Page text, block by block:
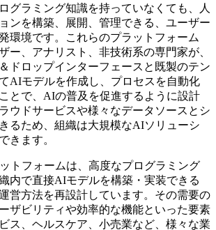
グラミング知識を持っていなくても、人
ンを構築、展開、管理できる、ユーザー
環境です。これらのプラットフォーム
ー、アナリスト、非技術系の専門家が、
ドロップインターフェースと既製のテン
AIモデルを作成し、プロセスを自動化
とで、AIの普及を促進するように設計
ウドサービスや様々なデータソースとシ
るため、組織は大規模なAIソリューシ
きます。
トフォームは、高度なプログラミング
内で直接AIモデルを構築・実装できる
営方法を再設計しています。その需要の
ザビリティや効率的な機能といった要素
ス、ヘルスケア、小売業など、様々な業